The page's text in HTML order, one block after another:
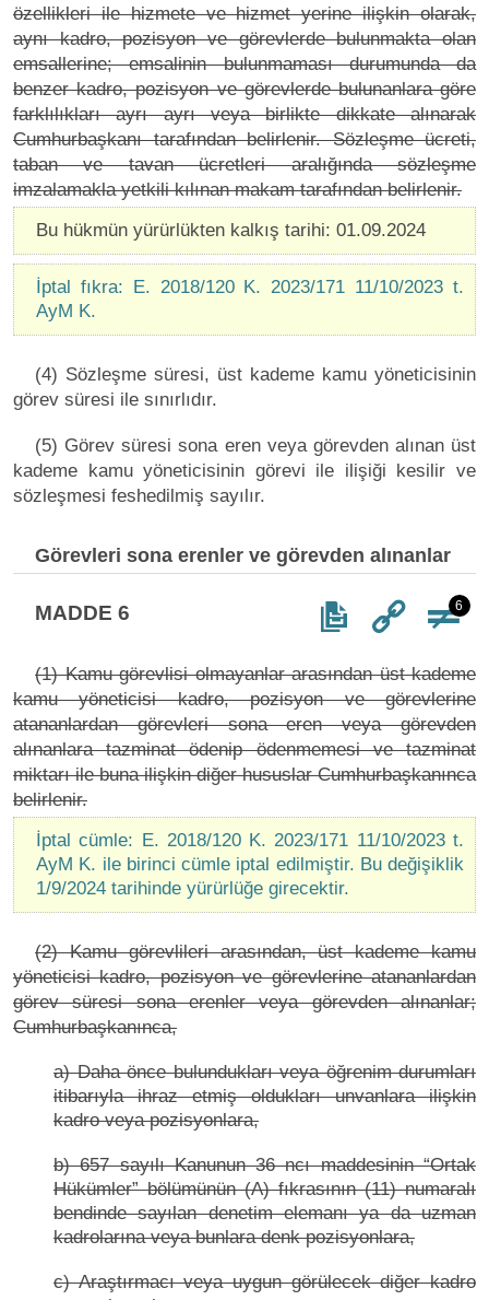
özellikleri ile hizmete ve hizmet yerine ilişkin olarak,
aynı kadro, pozisyon ve görevlerde bulunmakta olan
emsallerine; emsalinin bulunmaması durumunda da
benzer kadro, pozisyon ve görevlerde bulunanlara göre
farklılıkları ayrı ayrı veya birlikte dikkate alınarak
Cumhurbaşkanı tarafından belirlenir. Sözleşme ücreti,
taban ve tavan ücretleri aralığında sözleşme
imzalamakla yetkili kılınan makam tarafından belirlenir.
Bu hükmün yürürlükten kalkış tarihi: 01.09.2024
İptal fıkra: E. 2018/120 K. 2023/171 11/10/2023 t.
AyM K.
(4) Sözleşme süresi, üst kademe kamu yöneticisinin
görev süresi ile sınırlıdır.
(5) Görev süresi sona eren veya görevden alınan üst
kademe kamu yöneticisinin görevi ile ilişiği kesilir ve
sözleşmesi feshedilmiş sayılır.
Görevleri sona erenler ve görevden alınanlar
MADDE 6 6
(1) Kamu görevlisi olmayanlar arasından üst kademe
kamu yöneticisi kadro, pozisyon ve görevlerine
atananlardan görevleri sona eren veya görevden
alınanlara tazminat ödenip ödenmemesi ve tazminat
miktarı ile buna ilişkin diğer hususlar Cumhurbaşkanınca
belirlenir.
İptal cümle: E. 2018/120 K. 2023/171 11/10/2023 t.
AyM K. ile birinci cümle iptal edilmiştir. Bu değişiklik
1/9/2024 tarihinde yürürlüğe girecektir.
(2) Kamu görevlileri arasından, üst kademe kamu
yöneticisi kadro, pozisyon ve görevlerine atananlardan
görev süresi sona erenler veya görevden alınanlar;
Cumhurbaşkanınca,
a) Daha önce bulundukları veya öğrenim durumları
itibarıyla ihraz etmiş oldukları unvanlara ilişkin
kadro veya pozisyonlara,
b) 657 sayılı Kanunun 36 ncı maddesinin “Ortak
Hükümler” bölümünün (A) fıkrasının (11) numaralı
bendinde sayılan denetim elemanı ya da uzman
kadrolarına veya bunlara denk pozisyonlara,
c) Araştırmacı veya uygun görülecek diğer kadro